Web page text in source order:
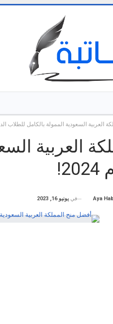
العربية السعودية الممولة بالكامل للطلاب
العربية
Aya في يونيو 16, 2023